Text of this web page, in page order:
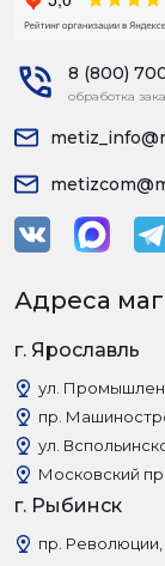
8 (800)
обработка
Адреса
г. Ярославль
ул.
пр.
ул.
Московский
г. Рыбинск
пр. Революции,